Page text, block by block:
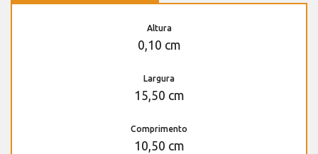
Altura
0,10 cm
Largura
15,50 cm
Comprimento
10,50 cm